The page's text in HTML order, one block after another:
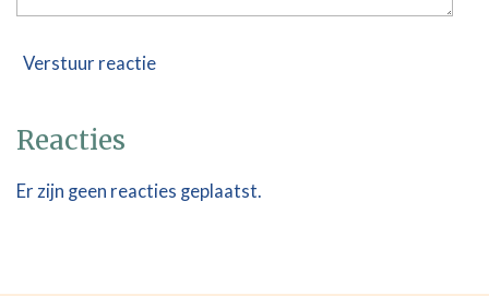
Verstuur reactie
Reacties
Er zijn geen reacties geplaatst.